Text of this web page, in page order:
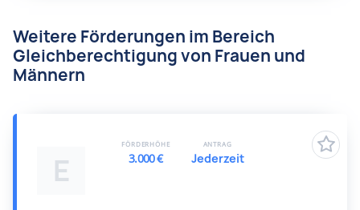
Weitere Förderungen im Bereich
Gleichberechtigung von Frauen und
Männern
E
FÖRDERHÖHE
3.000 €
ANTRAG
Jederzeit